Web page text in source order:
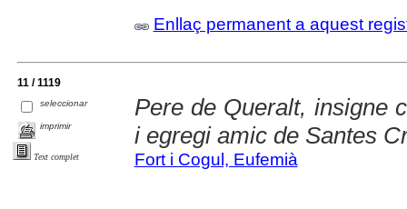
Enllaç permanent a aquest
11 / 1119
seleccionar
imprimir
Text complet
Pere de Queralt, insigne
i egregi amic de Santes
Fort i Cogul, Eufemià